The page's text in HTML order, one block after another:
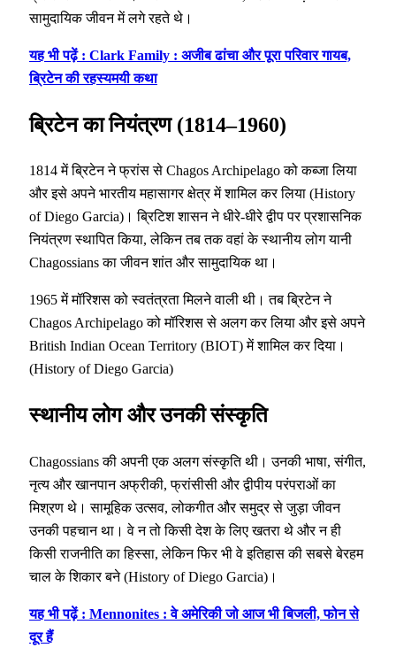
सामुदायिक जीवन में लगे रहते थे।
यह भी पढ़ें : Clark Family : अजीब ढांचा और पूरा परिवार गायब,
ब्रिटेन की रहस्यमयी कथा
ब्रिटेन का नियंत्रण (1814–1960)
1814 में ब्रिटेन ने फ्रांस से Chagos Archipelago को कब्जा लिया
और इसे अपने भारतीय महासागर क्षेत्र में शामिल कर लिया (History
of Diego Garcia)। ब्रिटिश शासन ने धीरे-धीरे द्वीप पर प्रशासनिक
नियंत्रण स्थापित किया, लेकिन तब तक वहां के स्थानीय लोग यानी
Chagossians का जीवन शांत और सामुदायिक था।
1965 में मॉरिशस को स्वतंत्रता मिलने वाली थी। तब ब्रिटेन ने
Chagos Archipelago को मॉरिशस से अलग कर लिया और इसे अपने
British Indian Ocean Territory (BIOT) में शामिल कर दिया।
(History of Diego Garcia)
स्थानीय लोग और उनकी संस्कृति
Chagossians की अपनी एक अलग संस्कृति थी। उनकी भाषा, संगीत,
नृत्य और खानपान अफ्रीकी, फ्रांसीसी और द्वीपीय परंपराओं का
मिश्रण थे। सामूहिक उत्सव, लोकगीत और समुद्र से जुड़ा जीवन
उनकी पहचान था। वे न तो किसी देश के लिए खतरा थे और न ही
किसी राजनीति का हिस्सा, लेकिन फिर भी वे इतिहास की सबसे बेरहम
चाल के शिकार बने (History of Diego Garcia)।
यह भी पढ़ें : Mennonites : वे अमेरिकी जो आज भी बिजली, फोन से
दूर हैं